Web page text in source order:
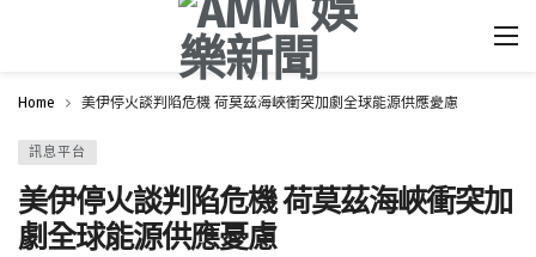
Home 美伊停火談判陷危機 荷莫茲海峽衝突加劇全球能源供應憂慮
訊息平台
美伊停火談判陷危機 荷莫茲海峽衝突加
劇全球能源供應憂慮